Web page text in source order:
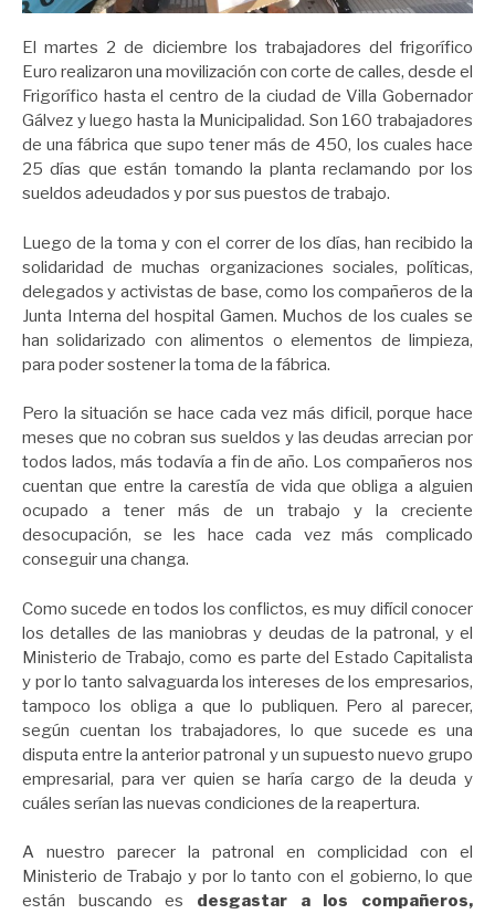
El martes 2 de diciembre los trabajadores del frigorífico
Euro realizaron una movilización con corte de calles, desde el
Frigorífico hasta el centro de la ciudad de Villa Gobernador
Gálvez y luego hasta la Municipalidad. Son 160 trabajadores
de una fábrica que supo tener más de 450, los cuales hace
25 días que están tomando la planta reclamando por los
sueldos adeudados y por sus puestos de trabajo.
Luego de la toma y con el correr de los días, han recibido la
solidaridad de muchas organizaciones sociales, políticas,
delegados y activistas de base, como los compañeros de la
Junta Interna del hospital Gamen. Muchos de los cuales se
han solidarizado con alimentos o elementos de limpieza,
para poder sostener la toma de la fábrica.
Pero la situación se hace cada vez más dificil, porque hace
meses que no cobran sus sueldos y las deudas arrecian por
todos lados, más todavía a fin de año. Los compañeros nos
cuentan que entre la carestía de vida que obliga a alguien
ocupado a tener más de un trabajo y la creciente
desocupación, se les hace cada vez más complicado
conseguir una changa.
Como sucede en todos los conflictos, es muy difícil conocer
los detalles de las maniobras y deudas de la patronal, y el
Ministerio de Trabajo, como es parte del Estado Capitalista
y por lo tanto salvaguarda los intereses de los empresarios,
tampoco los obliga a que lo publiquen. Pero al parecer,
según cuentan los trabajadores, lo que sucede es una
disputa entre la anterior patronal y un supuesto nuevo grupo
empresarial, para ver quien se haría cargo de la deuda y
cuáles serían las nuevas condiciones de la reapertura.
A nuestro parecer la patronal en complicidad con el
Ministerio de Trabajo y por lo tanto con el gobierno, lo que
están buscando es desgastar a los compañeros,